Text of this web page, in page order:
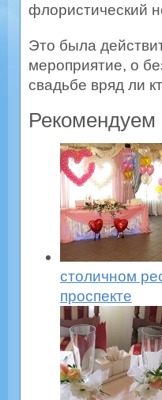
флористический
Это была
мероприятие, о
свадьбе вряд ли
Рекомендуем
столичном
проспекте